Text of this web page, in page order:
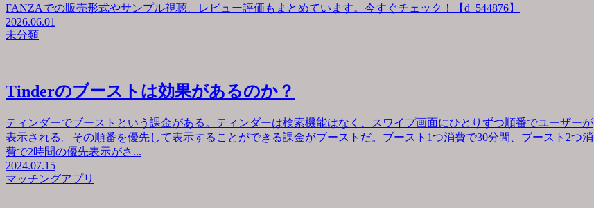
FANZAでの販売形式やサンプル視聴、レビュー評価もまとめています。今すぐチェック！【d_544876】
2026.06.01
未分類
Tinderのブーストは効果があるのか？
ティンダーでブーストという課金がある。ティンダーは検索機能はなく、スワイプ画面にひとりずつ順番でユーザーが
表示される。その順番を優先して表示することができる課金がブーストだ。ブースト1つ消費で30分間、ブースト2つ消
費で2時間の優先表示がさ...
2024.07.15
マッチングアプリ